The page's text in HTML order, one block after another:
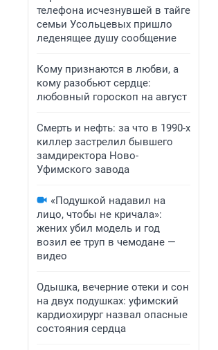
телефона исчезнувшей в тайге
семьи Усольцевых пришло
леденящее душу сообщение
Кому признаются в любви, а
кому разобьют сердце:
любовный гороскоп на август
Смерть и нефть: за что в 1990-х
киллер застрелил бывшего
замдиректора Ново-
Уфимского завода
«Подушкой надавил на
лицо, чтобы не кричала»:
жених убил модель и год
возил ее труп в чемодане —
видео
Одышка, вечерние отеки и сон
на двух подушках: уфимский
кардиохирург назвал опасные
состояния сердца